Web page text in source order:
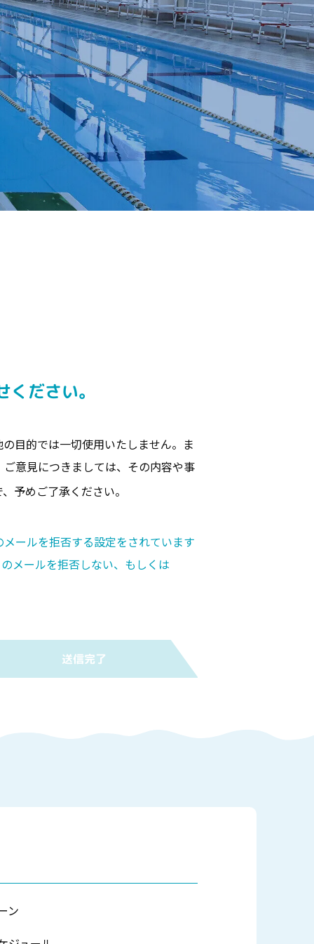
ださい。
目的では一切使用いたしません。ま
意見につきましては、その内容や事
予めご了承ください。
ールを拒否する設定をされています
メールを拒否しない、もしくは
送信完了
ン